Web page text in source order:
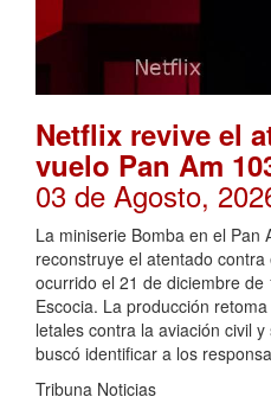
Netflix revive el
vuelo Pan Am
03 de Agosto,
La miniserie Bomba en el Pan
reconstruye el atentado
ocurrido el 21 de diciembre
Escocia. La producción
letales contra la aviación civil
buscó identificar a los
Tribuna Noticias